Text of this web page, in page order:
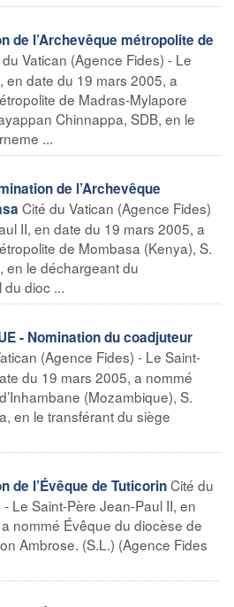
de l’Archevêque métropolite de
Vatican (Agence Fides) - Le
en date du 19 mars 2005, a
de Madras-Mylapore
Chinnappa, SDB, en le
...
de l’Archevêque
Cité du Vatican (Agence Fides)
II, en date du 19 mars 2005, a
de Mombasa (Kenya), S.
en le déchargeant du
dioc ...
- Nomination du coadjuteur
(Agence Fides) - Le Saint-
du 19 mars 2005, a nommé
(Mozambique), S.
en le transférant du siège
de l’Évêque de TuticorinCité du
Le Saint-Père Jean-Paul II, en
nommé Évêque du diocèse de
Ambrose. (S.L.) (Agence Fides